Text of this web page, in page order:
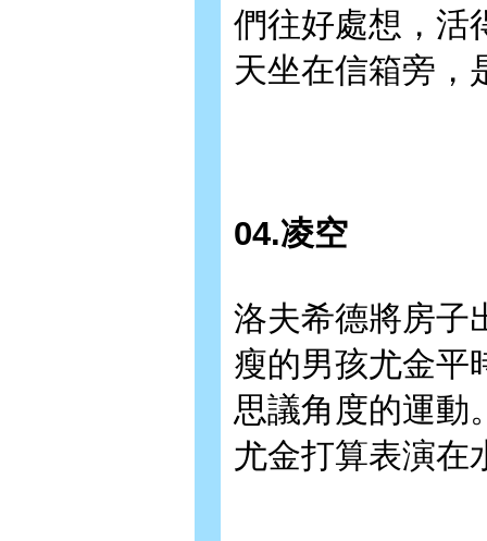
們往好處想，活
天坐在信箱旁，
04.凌空
洛夫希德將房子
瘦的男孩尤金平
思議角度的運動
尤金打算表演在